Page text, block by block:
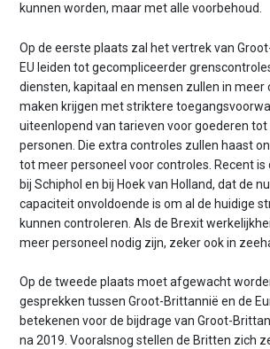
kunnen worden, maar met alle voorbehoud.
Op de eerste plaats zal het vertrek van
EU leiden tot gecompliceerder
diensten, kapitaal en mensen zullen in
maken krijgen met striktere
uiteenlopend van tarieven voor goederen
personen. Die extra controles zullen haast
tot meer personeel voor controles. Recent is
bij Schiphol en bij Hoek van Holland, dat de
capaciteit onvoldoende is om al de huidige
kunnen controleren. Als de Brexit
meer personeel nodig zijn, zeker ook in
Op de tweede plaats moet afgewacht
gesprekken tussen Groot-Brittannië en de
betekenen voor de bijdrage van Groot-
na 2019. Vooralsnog stellen de Britten zich